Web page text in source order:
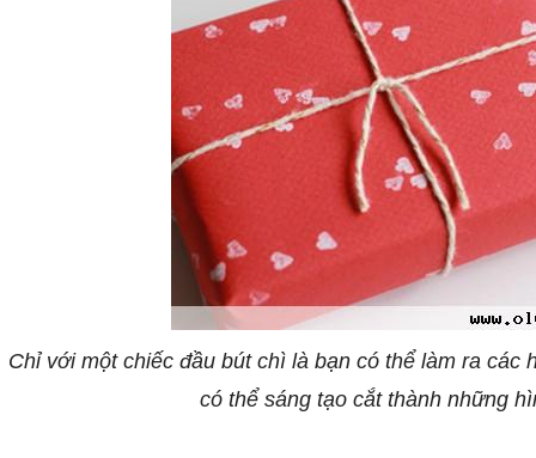
Chỉ với một chiếc đầu bút chì là bạn có thể làm ra
có thể sáng tạo cắt thành những